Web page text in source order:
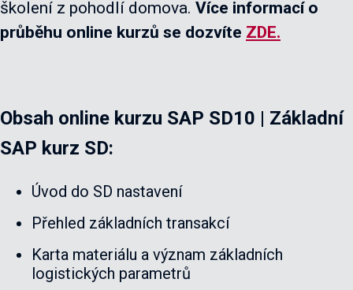
školení z pohodlí domova. Více informací o
průběhu online kurzů se dozvíte ZDE.
Obsah online kurzu SAP SD10 | Základní
SAP kurz SD:
Úvod do SD nastavení
Přehled základních transakcí
Karta materiálu a význam základních
logistických parametrů